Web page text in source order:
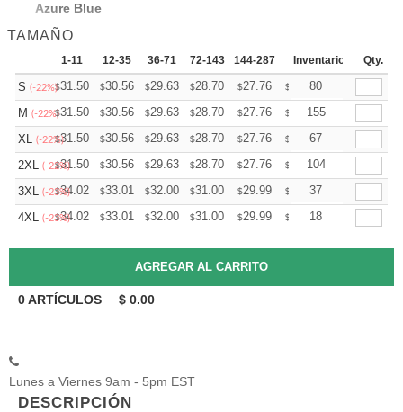
Azure Blue
TAMAÑO
1-11 12-35 36-71 72-143 144-287 288 + Mas
Inventario Qty.
S (-22%)$31.50 $30.56 $29.63 $28.70 $27.76 $ 27.30
80
M (-22%)$31.50 $30.56 $29.63 $28.70 $27.76 $ 27.30
155
XL (-22%)
$31.50 $30.56 $29.63 $28.70 $27.76 $ 27.30
67
2XL (-22%)
$31.50 $30.56 $29.63 $28.70 $27.76 $ 27.30
104
3XL (-23%)
$34.02 $33.01 $32.00 $31.00 $29.99 $ 29.48
37
4XL (-23%)
$34.02 $33.01 $32.00 $31.00 $29.99 $ 29.48
18
0ARTÍCULOS $ 0.00
Lunes a Viernes 9am - 5pm EST
DESCRIPCIÓN